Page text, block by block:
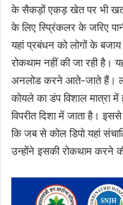
के सैकड़ों एकड़ खेत पर भी
के लिए स्प्रिंकलर के जरिए
यहां प्रबंधन को लोगों के
रोकथाम नहीं की जा रही है।
अनलोड करने आते-जाते हैं।
कोयले का डंप विशाल मात्रा
विपरीत दिशा में जाता है।
कि जब से कोल डिपो यहां
उन्होंने इसकी रोकथाम करने